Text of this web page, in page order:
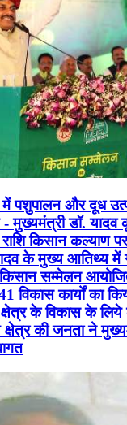
में पशुपालन और दूध
मुख्यमंत्री डॉ. यादव
किसान कल्याण पर
के मुख्य आतिथ्य में
सम्मेलन
विकास कार्यों का
के विकास के लिये
की जनता ने